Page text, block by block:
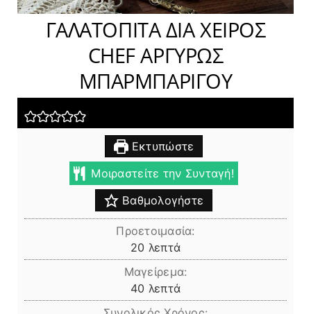
ΓΑΛΑΤΟΠΙΤΑ ΔΙΑ ΧΕΙΡΟΣ
CHEF ΑΡΓΥΡΩΣ
ΜΠΑΡΜΠΑΡΙΓΟΥ
Εκτυπώστε
Μοιραστείτε την Συνταγή!
Βαθμολογήστε
Προετοιμασία:
20 λεπτά
λεπτά
Μαγείρεμα:
40 λεπτά
λεπτά